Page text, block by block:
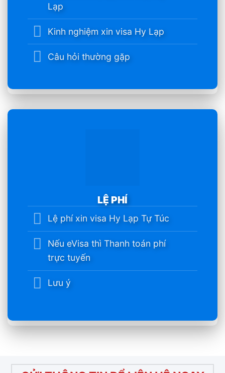
Lạp
Kinh nghiệm xin visa Hy Lạp
Câu hỏi thường gặp
LỆ PHÍ
Lệ phí xin visa Hy Lạp Tự Túc
Nếu eVisa thì Thanh toán phí
trực tuyến
Lưu ý